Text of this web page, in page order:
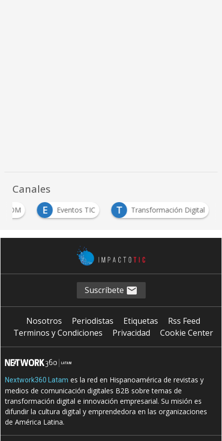
Canales
E Eventos TIC T Transformación Digital
Suscríbete
Nosotros Periodistas Etiquetas
Rss Feed
Terminos y Condiciones
Privacidad Cookie Center
Nextwork360 Latam es la red en Hispanoamérica de revistas y
medios de comunicación digitales B2B sobre temas de
transformación digital e innovación empresarial. Su misión es
difundir la cultura digital y emprendedora en las organizaciones
de América Latina.